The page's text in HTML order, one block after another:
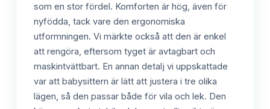
som en stor fördel. Komforten är hög, även för
nyfödda, tack vare den ergonomiska
utformningen. Vi märkte också att den är enkel
att rengöra, eftersom tyget är avtagbart och
maskintvättbart. En annan detalj vi uppskattade
var att babysittern är lätt att justera i tre olika
lägen, så den passar både för vila och lek. Den